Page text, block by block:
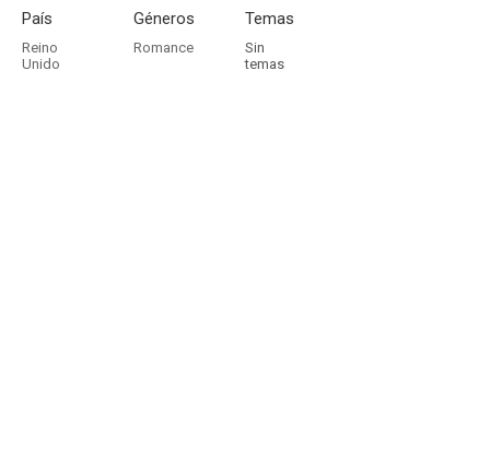
País
Reino
Unido
Géneros
Romance
Temas
Sin
temas